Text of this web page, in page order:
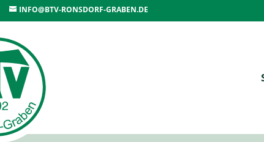
INFO@BTV-RONSDORF-GRABEN.DE